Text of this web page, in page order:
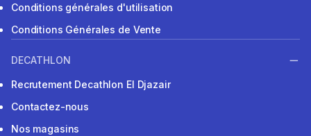
Conditions générales d'utilisation
Conditions Générales de Vente
DECATHLON
Recrutement Decathlon El Djazair
Contactez-nous
Nos magasins